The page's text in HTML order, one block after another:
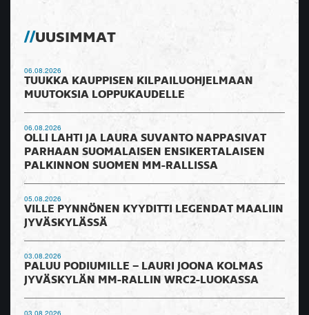
UUSIMMAT
06.08.2026
TUUKKA KAUPPISEN KILPAILUOHJELMAAN
MUUTOKSIA LOPPUKAUDELLE
06.08.2026
OLLI LAHTI JA LAURA SUVANTO NAPPASIVAT
PARHAAN SUOMALAISEN ENSIKERTALAISEN
PALKINNON SUOMEN MM-RALLISSA
05.08.2026
VILLE PYNNÖNEN KYYDITTI LEGENDAT MAALIIN
JYVÄSKYLÄSSÄ
03.08.2026
PALUU PODIUMILLE – LAURI JOONA KOLMAS
JYVÄSKYLÄN MM-RALLIN WRC2-LUOKASSA
03.08.2026